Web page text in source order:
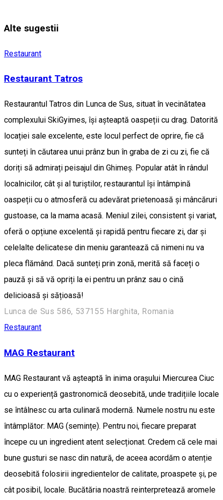
Alte sugestii
Restaurant
Restaurant Tatros
Restaurantul Tatros din Lunca de Sus, situat în vecinătatea
complexului SkiGyimes, își așteaptă oaspeții cu drag. Datorită
locației sale excelente, este locul perfect de oprire, fie că
sunteți în căutarea unui prânz bun în graba de zi cu zi, fie că
doriți să admirați peisajul din Ghimeș. Popular atât în rândul
localnicilor, cât și al turiștilor, restaurantul își întâmpină
oaspeții cu o atmosferă cu adevărat prietenoasă și mâncăruri
gustoase, ca la mama acasă. Meniul zilei, consistent și variat,
oferă o opțiune excelentă și rapidă pentru fiecare zi, dar și
celelalte delicatese din meniu garantează că nimeni nu va
pleca flămând. Dacă sunteți prin zonă, merită să faceți o
pauză și să vă opriți la ei pentru un prânz sau o cină
delicioasă și sățioasă!
Lunca de Sus 586, 537155 Harghita, Romania
Restaurant
MAG Restaurant
MAG Restaurant vă așteaptă în inima orașului Miercurea Ciuc
cu o experiență gastronomică deosebită, unde tradițiile locale
se întâlnesc cu arta culinară modernă. Numele nostru nu este
întâmplător: MAG (semințe). Pentru noi, fiecare preparat
începe cu un ingredient atent selecționat. Credem că cele mai
bune gusturi se nasc din natură, de aceea acordăm o atenție
deosebită folosirii ingredientelor de calitate, proaspete și, pe
cât posibil, locale. Bucătăria noastră reinterpretează aromele